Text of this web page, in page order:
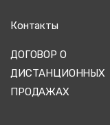
Контакты
ДОГОВОР О
ДИСТАНЦИОННЫХ
ПРОДАЖАХ